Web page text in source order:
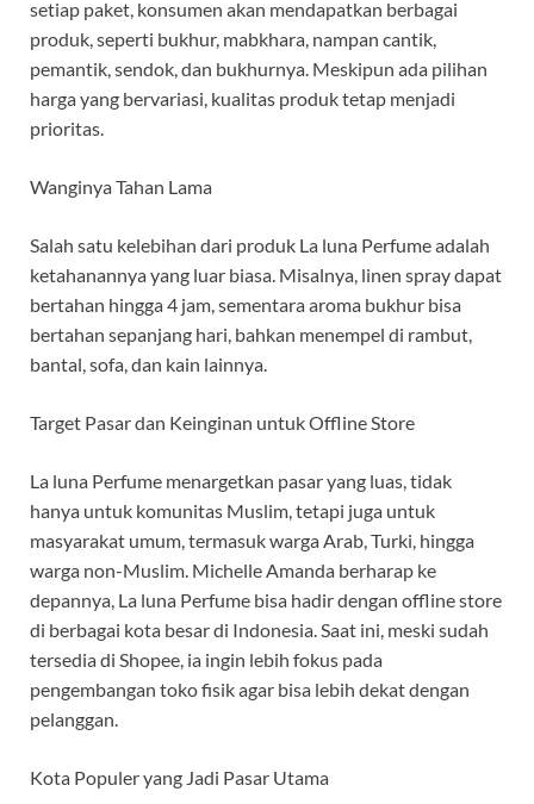
setiap paket, konsumen akan mendapatkan berbagai
produk, seperti bukhur, mabkhara, nampan cantik,
pemantik, sendok, dan bukhurnya. Meskipun ada pilihan
harga yang bervariasi, kualitas produk tetap menjadi
prioritas.
Wanginya Tahan Lama
Salah satu kelebihan dari produk La luna Perfume adalah
ketahanannya yang luar biasa. Misalnya, linen spray dapat
bertahan hingga 4 jam, sementara aroma bukhur bisa
bertahan sepanjang hari, bahkan menempel di rambut,
bantal, sofa, dan kain lainnya.
Target Pasar dan Keinginan untuk Offline Store
La luna Perfume menargetkan pasar yang luas, tidak
hanya untuk komunitas Muslim, tetapi juga untuk
masyarakat umum, termasuk warga Arab, Turki, hingga
warga non-Muslim. Michelle Amanda berharap ke
depannya, La luna Perfume bisa hadir dengan offline store
di berbagai kota besar di Indonesia. Saat ini, meski sudah
tersedia di Shopee, ia ingin lebih fokus pada
pengembangan toko fisik agar bisa lebih dekat dengan
pelanggan.
Kota Populer yang Jadi Pasar Utama